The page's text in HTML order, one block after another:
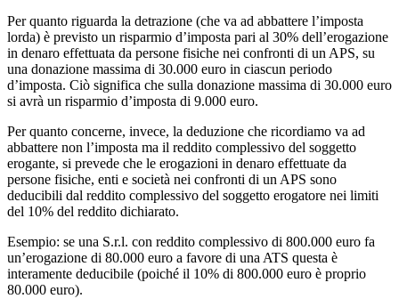
Per quanto riguarda la detrazione (che va ad abbattere l’imposta
lorda) è previsto un risparmio d’imposta pari al 30% dell’erogazione
in denaro effettuata da persone fisiche nei confronti di un APS, su
una donazione massima di 30.000 euro in ciascun periodo
d’imposta. Ciò significa che sulla donazione massima di 30.000 euro
si avrà un risparmio d’imposta di 9.000 euro.
Per quanto concerne, invece, la deduzione che ricordiamo va ad
abbattere non l’imposta ma il reddito complessivo del soggetto
erogante, si prevede che le erogazioni in denaro effettuate da
persone fisiche, enti e società nei confronti di un APS sono
deducibili dal reddito complessivo del soggetto erogatore nei limiti
del 10% del reddito dichiarato.
Esempio: se una S.r.l. con reddito complessivo di 800.000 euro fa
un’erogazione di 80.000 euro a favore di una ATS questa è
interamente deducibile (poiché il 10% di 800.000 euro è proprio
80.000 euro).